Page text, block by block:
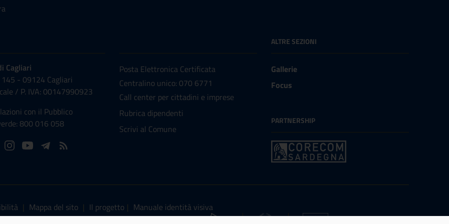
Cagliari
145 - 09124 Cagliari
/ P. IVA: 00147990923
con il Pubblico
800 016 058
Posta Elettronica Certificata
Centralino unico: 070 6771
Call center per cittadini e imprese
Rubrica dipendenti
Scrivi al Comune
ALTRE SEZIONI
Gallerie
Focus
PARTNERSHIP
| Mappa del sito | Il progetto | Manuale identità visiva